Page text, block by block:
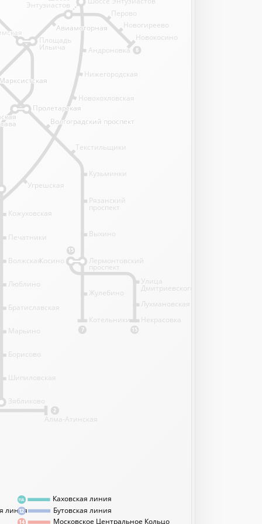
линия
Каховская линия
Бутовская линия
Московское Центральное Кольцо
11А
12
14
8
7
2
15
15
Андроновка
Нижегородская
Новохохловская
Угрешская
Текстильщики
Кузьминки
Рязанский
проспект
Выхино
Лермонтовский
проспект
Жулебино
Котельники
Кожуховская
Печатники
Волжская
Люблино
Братиславская
Марьино
Борисово
Шипиловская
Зябликово
Алма-Атинская
Перово
Новогиреево
Новокосино
Площадь
Ильича
Пролетарская
Пролетарская
Волгоградский проспект
Волгоградский проспект
Авиамоторная
Авиамоторная
Энтузиастов
Улица
Дмитриевского
Лухмановская
Некрасовка
Косино